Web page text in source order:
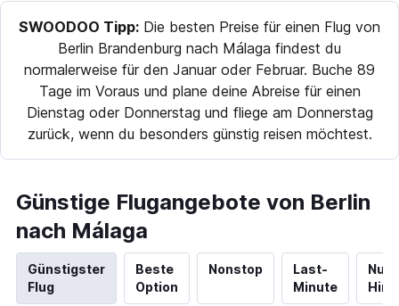
SWOODOO Tipp: Die besten Preise für einen Flug von
Berlin Brandenburg nach Málaga findest du
normalerweise für den Januar oder Februar. Buche 89
Tage im Voraus und plane deine Abreise für einen
Dienstag oder Donnerstag und fliege am Donnerstag
zurück, wenn du besonders günstig reisen möchtest.
Günstige Flugangebote von Berlin
nach Málaga
Günstigster
Flug
Beste
Option
Nonstop
Last-
Minute
Nur